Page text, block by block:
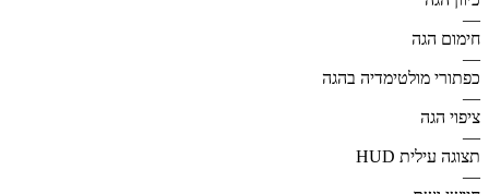
—
חימום הגה
—
כפתורי מולטימדיה בהגה
—
ציפוי הגה
—
תצוגה עילית HUD
—